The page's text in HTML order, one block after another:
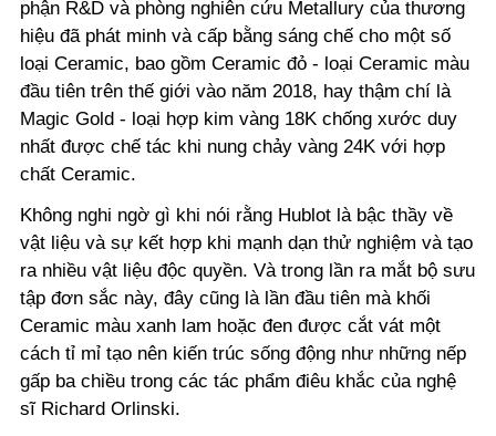
phận R&D và phòng nghiên cứu Metallury của thương
hiệu đã phát minh và cấp bằng sáng chế cho một số
loại Ceramic, bao gồm Ceramic đỏ - loại Ceramic màu
đầu tiên trên thế giới vào năm 2018, hay thậm chí là
Magic Gold - loại hợp kim vàng 18K chống xước duy
nhất được chế tác khi nung chảy vàng 24K với hợp
chất Ceramic.
Không nghi ngờ gì khi nói rằng Hublot là bậc thầy về
vật liệu và sự kết hợp khi mạnh dạn thử nghiệm và tạo
ra nhiều vật liệu độc quyền. Và trong lần ra mắt bộ sưu
tập đơn sắc này, đây cũng là lần đầu tiên mà khối
Ceramic màu xanh lam hoặc đen được cắt vát một
cách tỉ mỉ tạo nên kiến trúc sống động như những nếp
gấp ba chiều trong các tác phẩm điêu khắc của nghệ
sĩ Richard Orlinski.